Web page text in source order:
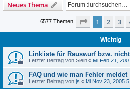
Neues Thema
6577 Themen Seite 1von
1 2 3
Wichtig
Linkliste für Rauswurf bzw.
Letzter Beitrag von Slein « Mi Feb 21,
FAQ und wie man Fehler meldet
Letzter Beitrag von js « Mi Nov 23, 2005